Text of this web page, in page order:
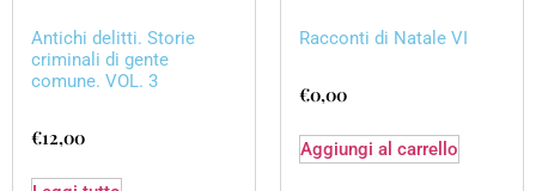
Antichi delitti. Storie
criminali di gente
comune. VOL. 3
€12,00
Racconti di Natale VI
€0,00
Aggiungi al carrello